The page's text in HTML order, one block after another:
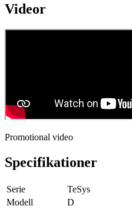
Videor
Promotional video
Specifikationer
Serie
TeSys
Modell
D